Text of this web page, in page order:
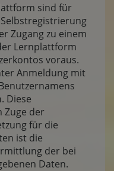
sind für
Zugang zu einem
Lernplattform
voraus.
Anmeldung mit
Diese
Zuge der
für die
ist die
der bei
Daten.